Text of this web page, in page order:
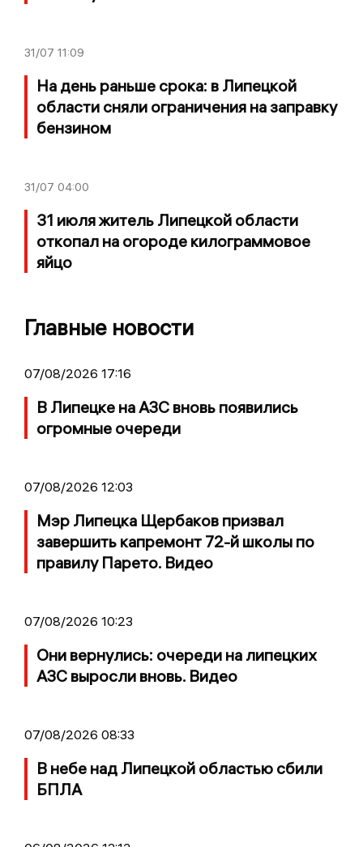
31/07 11:09
На день раньше срока: в Липецкой
области сняли ограничения на заправку
бензином
31/07 04:00
31 июля житель Липецкой области
откопал на огороде килограммовое
яйцо
Главные новости
07/08/2026 17:16
В Липецке на АЗС вновь появились
огромные очереди
07/08/2026 12:03
Мэр Липецка Щербаков призвал
завершить капремонт 72-й школы по
правилу Парето. Видео
07/08/2026 10:23
Они вернулись: очереди на липецких
АЗС выросли вновь. Видео
07/08/2026 08:33
В небе над Липецкой областью сбили
БПЛА